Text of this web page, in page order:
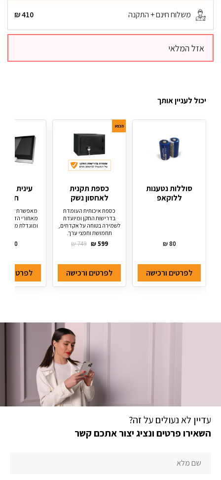
משלוח חינם + התקנה ₪410
אזל המלאי
יכול לעניין אותך
סוללות נטענות
ללוקאפ
₪80
לפרטים ורכישה
מבצע
כספת תקנית
לאחסון נשק
כספת איכותית העומדת
בדרישות התקן ומיועדת
לשמירה בטוחה על אקדחים,
תחמושת וחפצי ערך.
₪749 ₪599
לפרטים ורכישה
עינית
חכמה
מאפשרת לראות
מאחורי הדלת
ומוגדלת מכל
650
לפרטים
עדיין לא נעולים על זה?
השאירו פרטים ונציג יצור אתכם קשר
יצירת